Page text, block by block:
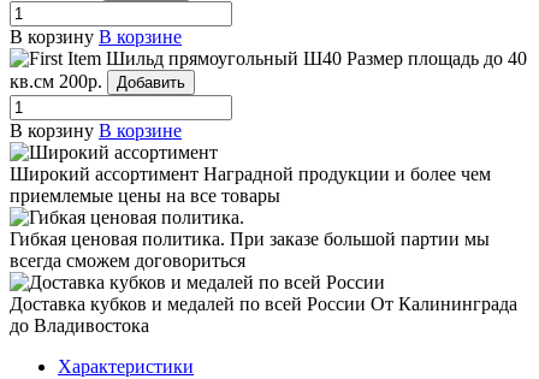
В корзину В корзине
Шильд прямоугольный Ш40 Размер площадь до 40
кв.см 200р. Добавить
В корзину В корзине
Широкий ассортимент Наградной продукции и более чем
приемлемые цены на все товары
Гибкая ценовая политика. При заказе большой партии мы
всегда сможем договориться
Доставка кубков и медалей по всей России От Калининграда
до Владивостока
Характеристики